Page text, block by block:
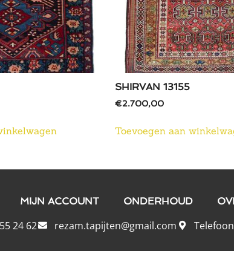
SHIRVAN 13155
€2.700,00
Toevoegen aan
MIJN ACCOUNT ONDERHOUD
24 62 rezam.tapijten@gmail.com